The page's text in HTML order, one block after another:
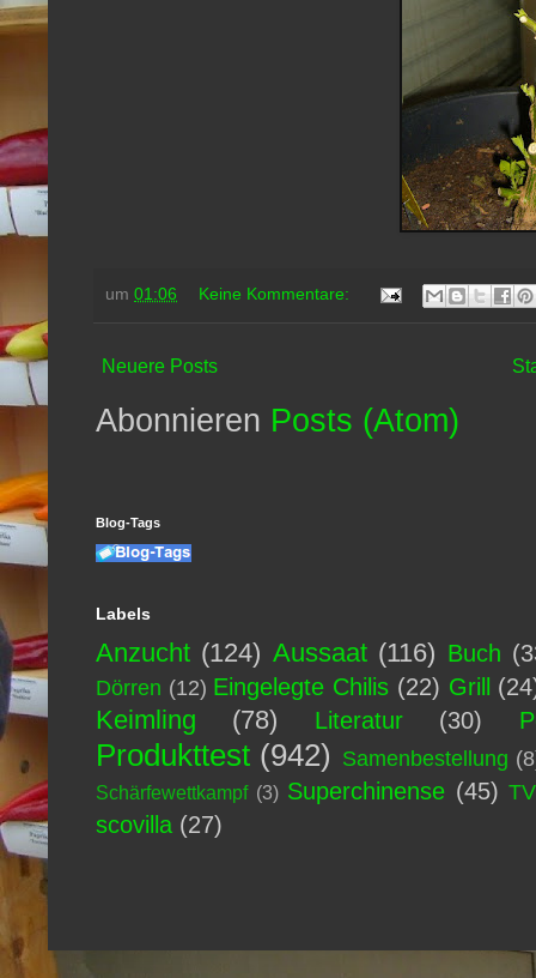
um 01:06 Keine Kommentare:
Neuere Posts
Abonnieren Posts (Atom)
Blog-Tags
Labels
Anzucht (124) Aussaat (116) Buch
Dörren (12) Eingelegte Chilis (22) Grill
Keimling (78) Literatur (30)
Produkttest (942) Samenbestellung
Schärfewettkampf (3) Superchinense (45) TV
scovilla (27)